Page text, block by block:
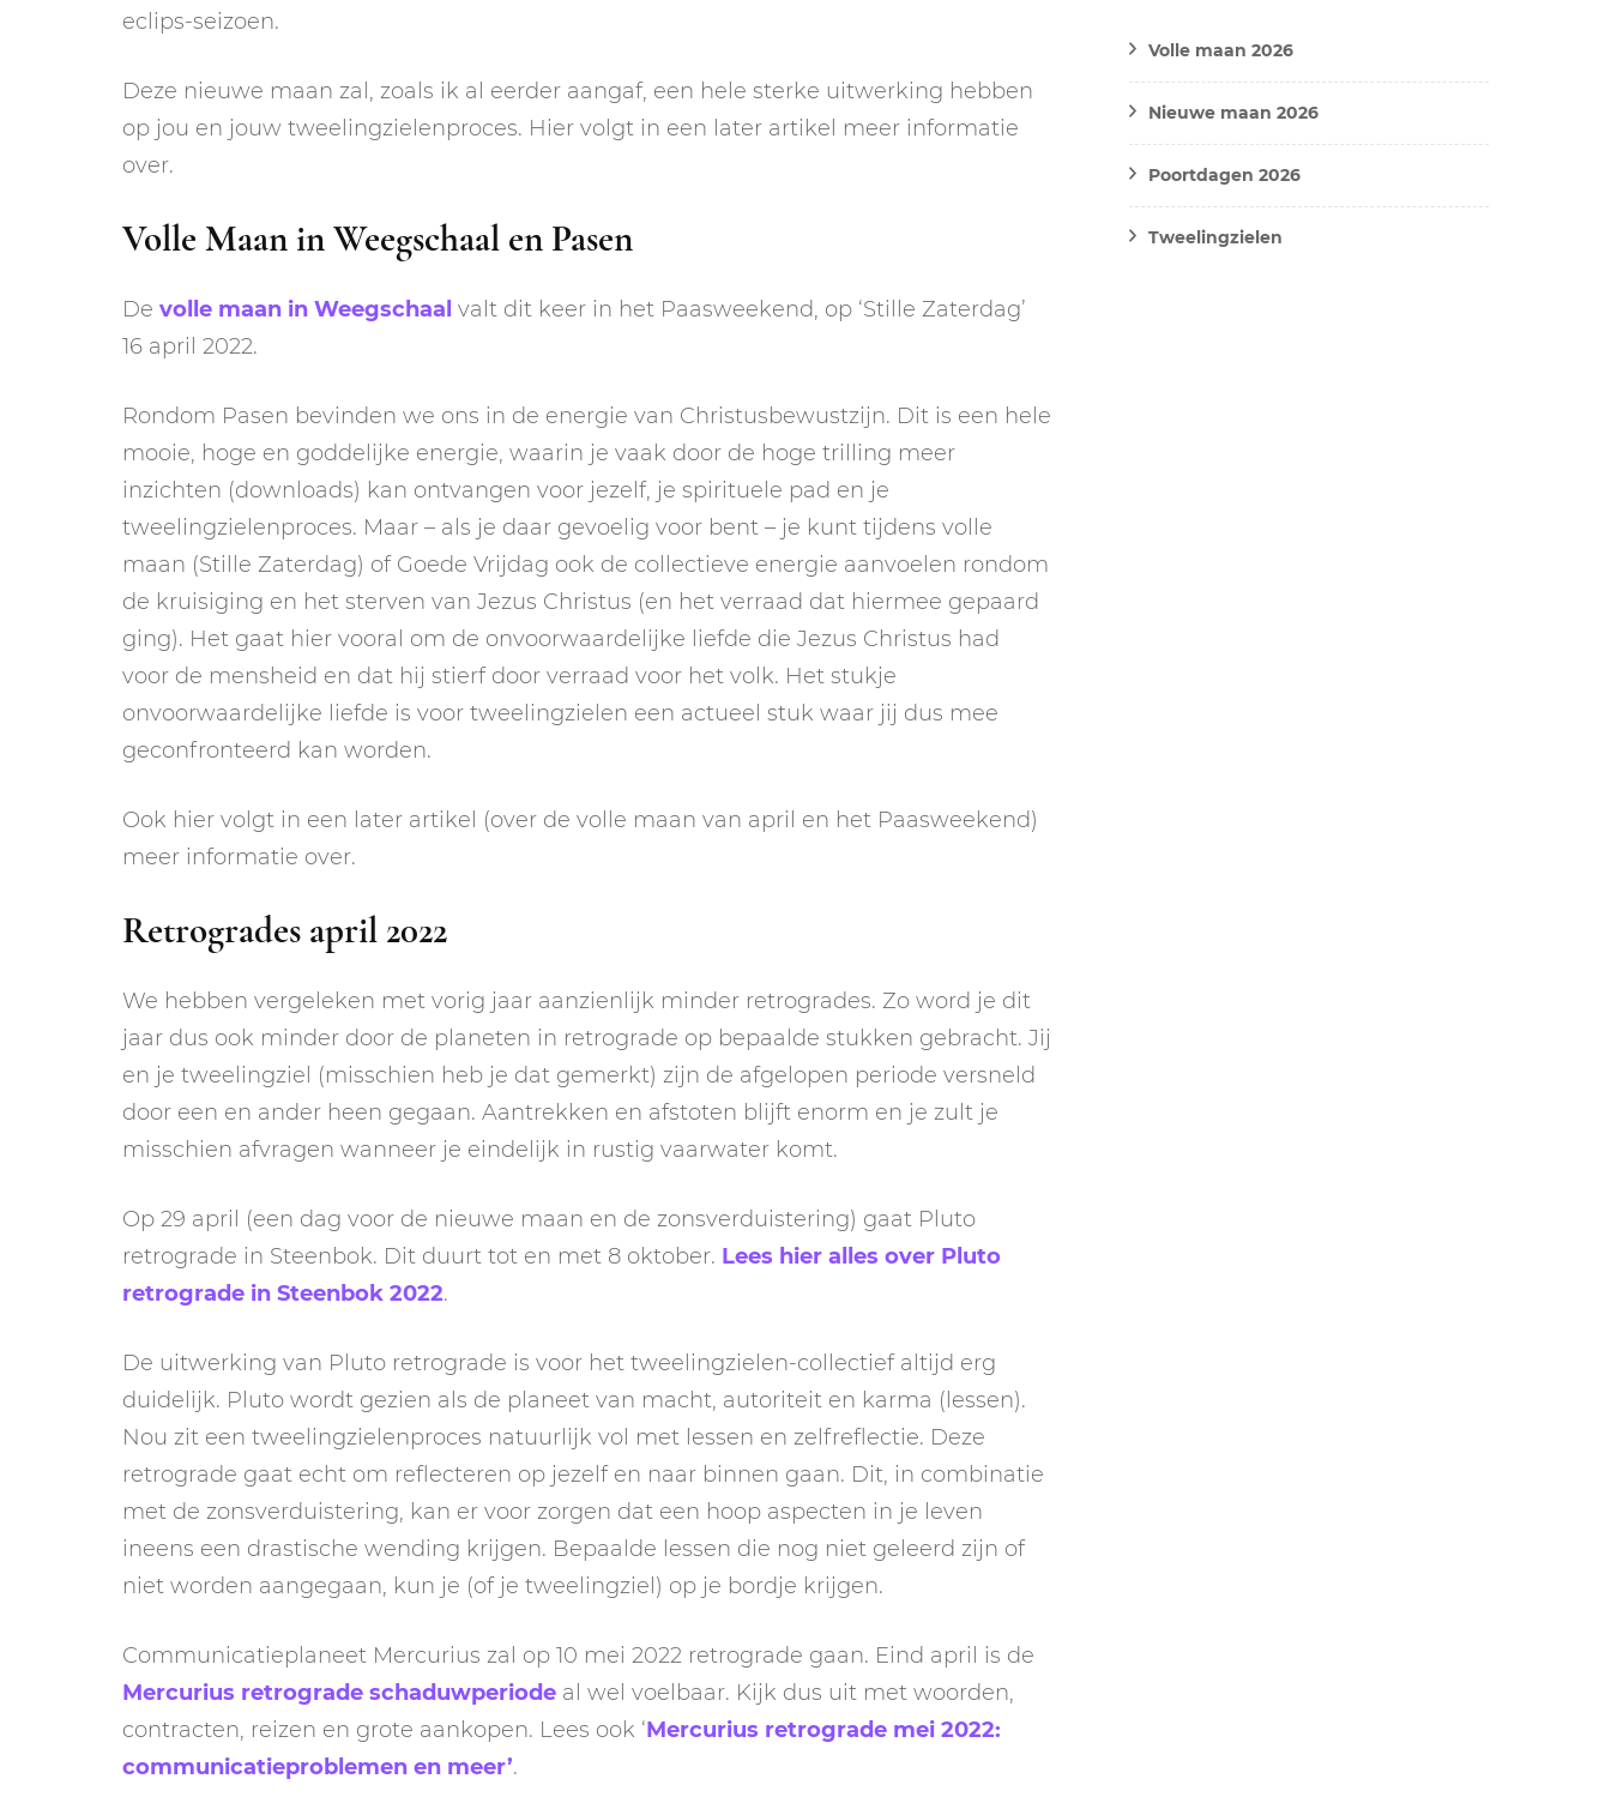
eclips-seizoen.
Deze nieuwe maan zal, zoals ik al eerder aangaf, een hele sterke uitwerking hebben
op jou en jouw tweelingzielenproces. Hier volgt in een later artikel meer informatie
over.
Volle Maan in Weegschaal en Pasen
De volle maan in Weegschaal valt dit keer in het Paasweekend, op ‘Stille Zaterdag’
16 april 2022.
Rondom Pasen bevinden we ons in de energie van Christusbewustzijn. Dit is een hele
mooie, hoge en goddelijke energie, waarin je vaak door de hoge trilling meer
inzichten (downloads) kan ontvangen voor jezelf, je spirituele pad en je
tweelingzielenproces. Maar – als je daar gevoelig voor bent – je kunt tijdens volle
maan (Stille Zaterdag) of Goede Vrijdag ook de collectieve energie aanvoelen rondom
de kruisiging en het sterven van Jezus Christus (en het verraad dat hiermee gepaard
ging). Het gaat hier vooral om de onvoorwaardelijke liefde die Jezus Christus had
voor de mensheid en dat hij stierf door verraad voor het volk. Het stukje
onvoorwaardelijke liefde is voor tweelingzielen een actueel stuk waar jij dus mee
geconfronteerd kan worden.
Ook hier volgt in een later artikel (over de volle maan van april en het Paasweekend)
meer informatie over.
Retrogrades april 2022
We hebben vergeleken met vorig jaar aanzienlijk minder retrogrades. Zo word je dit
jaar dus ook minder door de planeten in retrograde op bepaalde stukken gebracht. Jij
en je tweelingziel (misschien heb je dat gemerkt) zijn de afgelopen periode versneld
door een en ander heen gegaan. Aantrekken en afstoten blijft enorm en je zult je
misschien afvragen wanneer je eindelijk in rustig vaarwater komt.
Op 29 april (een dag voor de nieuwe maan en de zonsverduistering) gaat Pluto
retrograde in Steenbok. Dit duurt tot en met 8 oktober. Lees hier alles over Pluto
retrograde in Steenbok 2022.
De uitwerking van Pluto retrograde is voor het tweelingzielen-collectief altijd erg
duidelijk. Pluto wordt gezien als de planeet van macht, autoriteit en karma (lessen).
Nou zit een tweelingzielenproces natuurlijk vol met lessen en zelfreflectie. Deze
retrograde gaat echt om reflecteren op jezelf en naar binnen gaan. Dit, in combinatie
met de zonsverduistering, kan er voor zorgen dat een hoop aspecten in je leven
ineens een drastische wending krijgen. Bepaalde lessen die nog niet geleerd zijn of
niet worden aangegaan, kun je (of je tweelingziel) op je bordje krijgen.
Communicatieplaneet Mercurius zal op 10 mei 2022 retrograde gaan. Eind april is de
Mercurius retrograde schaduwperiode al wel voelbaar. Kijk dus uit met woorden,
contracten, reizen en grote aankopen. Lees ook ‘Mercurius retrograde mei 2022:
communicatieproblemen en meer’.
Volle maan 2026
Nieuwe maan 2026
Poortdagen 2026
Tweelingzielen